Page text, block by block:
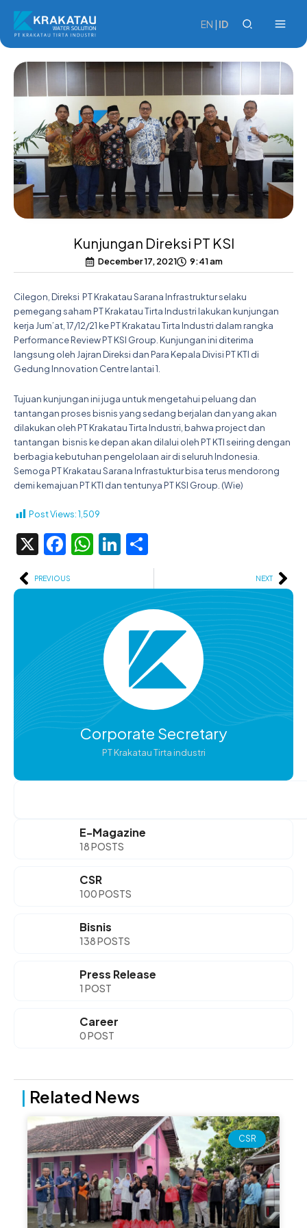
content
EN ID
Kunjungan Direksi PT KSI
December 17, 2021 9:41 am
Cilegon, Direksi PT Krakatau Sarana Infrastruktur selaku
pemegang saham PT Krakatau Tirta Industri lakukan kunjungan
kerja Jum’at, 17/12/21 ke PT Krakatau Tirta Industri dalam rangka
Performance Review PT KSI Group. Kunjungan ini diterima
langsung oleh Jajran Direksi dan Para Kepala Divisi PT KTI di
Gedung Innovation Centre lantai 1.
Tujuan kunjungan ini juga untuk mengetahui peluang dan
tantangan proses bisnis yang sedang berjalan dan yang akan
dilakukan oleh PT Krakatau Tirta Industri, bahwa project dan
tantangan bisnis ke depan akan dilalui oleh PT KTI seiring dengan
berbagia kebutuhan pengelolaan air di seluruh Indonesia.
Semoga PT Krakatau Sarana Infrastuktur bisa terus mendorong
demi kemajuan PT KTI dan tentunya PT KSI Group. (Wie)
Post Views:1,509
X Facebook
WhatsApp
LinkedIn
Prev
PREVIOUS NEXT
Corporate Secretary
PT Krakatau Tirta industri
E-Magazine
18 POSTS
CSR
100 POSTS
Bisnis
138 POSTS
Press Release
1 POST
Career
0 POST
| Related News
CSR
PagePagePage Page